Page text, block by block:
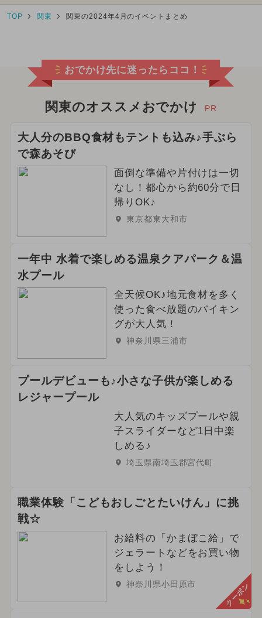
TOP 関東 関東の2024年4月のイベントまとめ
おでかけ先に迷ったらココ！
関東のオススメおでかけ PR
大人分のBBQ食材もテントも込み♪手ぶら
で森あそび
面倒な準備や片付けは一切
なし！都心から約60分で日
帰りOK♪
東京都東大和市
一年中 水着で楽しめる温泉クアパーク＆温
水プール
全天候OK♪地元食材を多く
使った食べ放題のバイキン
グが大人気！
神奈川県三浦市
プールデビューも♪小さな子供が楽しめる
レジャープール
大人気のキッズプールや親
子スライダーなど1日中楽
しめる♪
埼玉県南埼玉郡宮代町
職業体験「こどもおしごとたいけん」に挑
戦☆
お給料の「かまぼこ給」で
ジェラートなどをお買い物
をしよう！
神奈川県小田原市 クーポン